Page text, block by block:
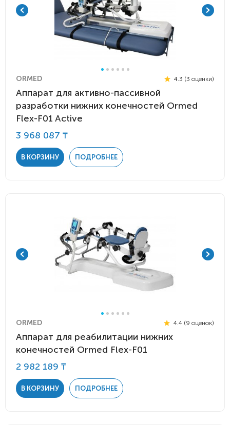
ORMED 4.3 (3 оценки)
Аппарат для активно-пассивной
разработки нижних конечностей Ormed
Flex-F01 Active
3 968 087 ₸
В КОРЗИНУ ПОДРОБНЕЕ
ORMED 4.4 (9 оценок)
Аппарат для реабилитации нижних
конечностей Ormed Flex-F01
2 982 189 ₸
В КОРЗИНУ ПОДРОБНЕЕ